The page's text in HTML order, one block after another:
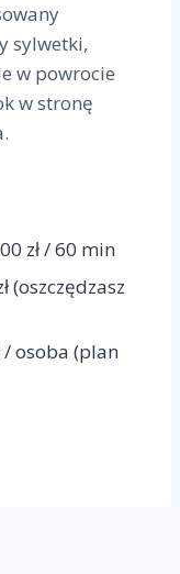
sylwetki,
w powrocie
w stronę
zł / 60 min
(oszczędzasz
/ osoba (plan